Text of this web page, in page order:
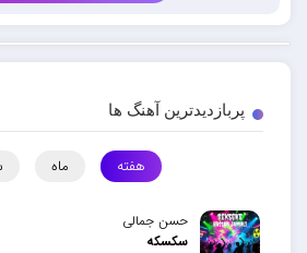
پربازدیدترین آهنگ ها
هفته ماه
حسن جمالی
سکسکه